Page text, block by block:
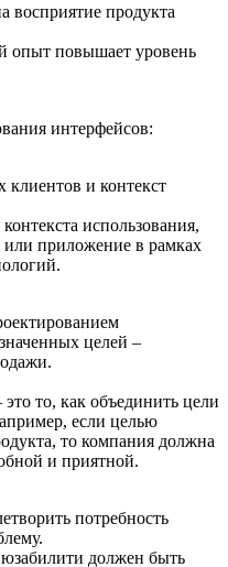
восприятие продукта
опыт повышает уровень
интерфейсов:
и контекст
использования,
или приложение в рамках
целей –
то, как объединить цели
если целью
то компания должна
и приятной.
потребность
должен быть